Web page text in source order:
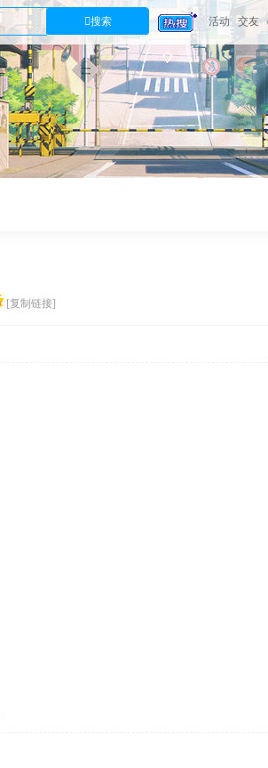
搜索 活动 交友
[复制链接]